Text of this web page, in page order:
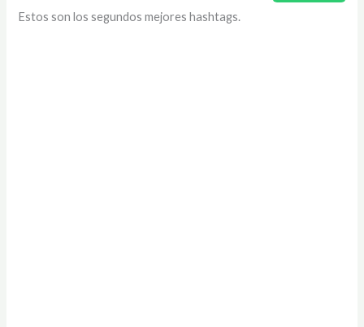
Estos son los segundos mejores hashtags.